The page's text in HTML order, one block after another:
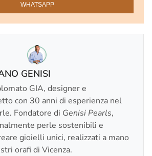
WHATSAPP
GENISI
GIA, designer e
con 30 anni di esperienza nel
Fondatore di Genisi Pearls,
perle sostenibili e
gioielli unici, realizzati a mano
orafi di Vicenza.